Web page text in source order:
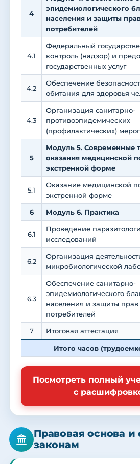
4
эпидемиологического
населения и защиты
потребителей
4.1
Федеральный
контроль (надзор) и
государственных услуг
4.2
Обеспечение
обитания для здоровья
4.3
Организация санитарно-
противоэпидемических
(профилактических)
5
Модуль 5. Современные
оказания медицинской
экстренной форме
5.1
Оказание медицинской
экстренной форме
6 Модуль 6. Практика
6.1
Проведение
исследований
6.2
Организация
микробиологической
6.3
Обеспечение санитарно-
эпидемиологического
населения и защиты прав
потребителей
7 Итоговая аттестация
Итого часов
Посмотреть полный
с
Правовая основа и
законам